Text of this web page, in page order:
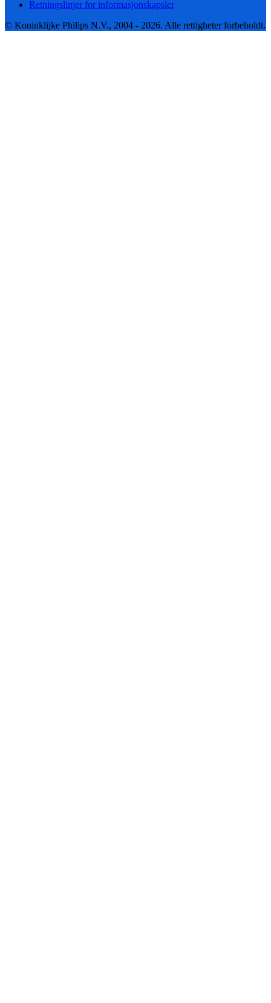
Retningslinjer for informasjonskapsler
© Koninklijke Philips N.V., 2004 - 2026. Alle rettigheter forbeholdt.